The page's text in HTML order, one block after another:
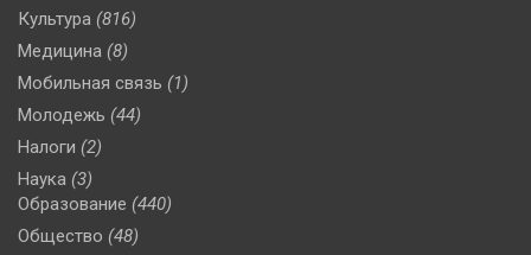
Культура (816)
Медицина (8)
Мобильная связь (1)
Молодежь (44)
Налоги (2)
Наука (3)
Образование (440)
Общество (48)